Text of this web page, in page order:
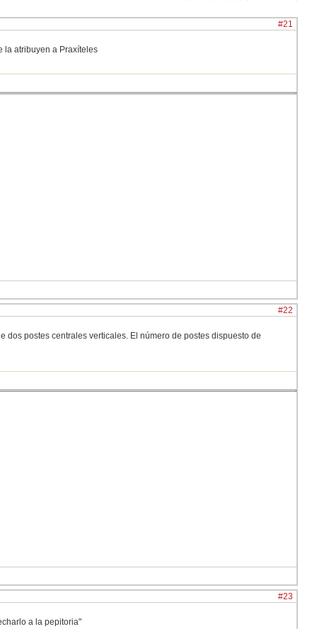
#21
la atribuyen a Praxíteles
#22
postes centrales verticales. El número de postes dispuesto de
#23
a la pepitoria"